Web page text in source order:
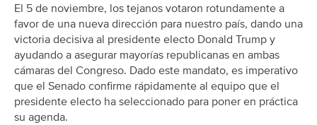
El 5 de noviembre, los tejanos votaron rotundamente a
favor de una nueva dirección para nuestro país, dando una
victoria decisiva al presidente electo Donald Trump y
ayudando a asegurar mayorías republicanas en ambas
cámaras del Congreso. Dado este mandato, es imperativo
que el Senado confirme rápidamente al equipo que el
presidente electo ha seleccionado para poner en práctica
su agenda.